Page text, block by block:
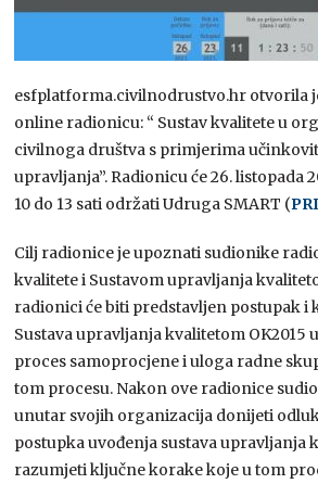
esfplatforma.civilnodrustvo.hr otvorila
online radionicu: “ Sustav kvalitete u
civilnoga društva s primjerima
upravljanja”. Radionicu će 26. listopada
10 do 13 sati održati Udruga SMART (
Cilj radionice je upoznati sudionike
kvalitete i Sustavom upravljanja
radionici će biti predstavljen postupak i
Sustava upravljanja kvalitetom OK2015
proces samoprocjene i uloga radne
tom procesu. Nakon ove radionice
unutar svojih organizacija donijeti
postupka uvođenja sustava upravljanja
razumjeti ključne korake koje u tom